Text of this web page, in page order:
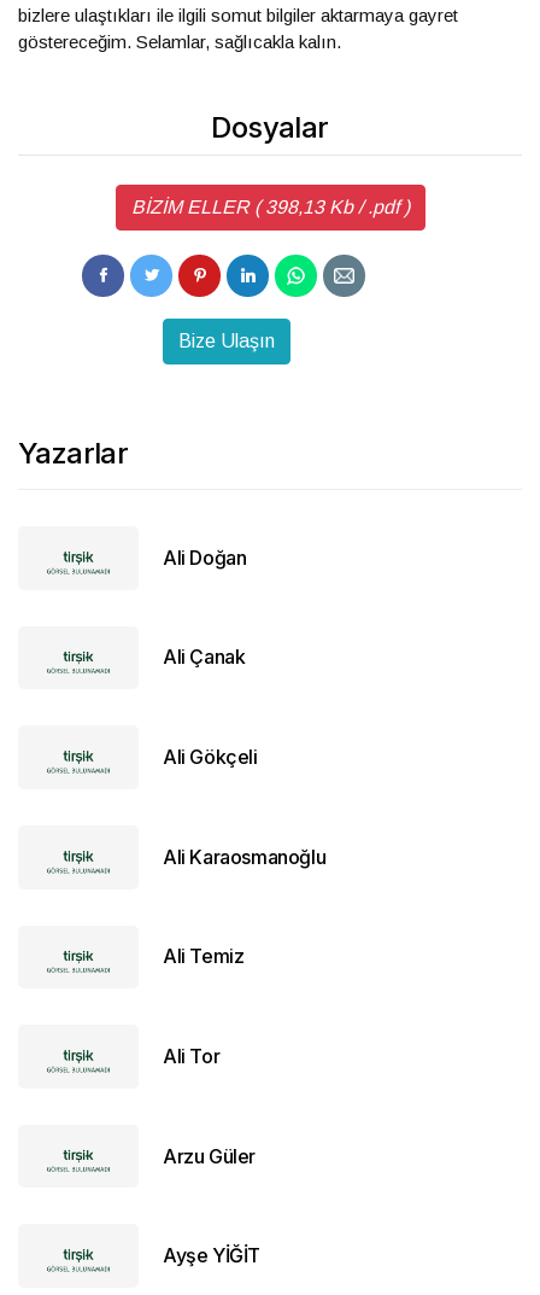
bizlere ulaştıkları ile ilgili somut bilgiler aktarmaya gayret
göstereceğim. Selamlar, sağlıcakla kalın.
Dosyalar
BİZİM ELLER ( 398,13 Kb / .pdf )
Bize Ulaşın
Yazarlar
Ali Doğan
Ali Çanak
Ali Gökçeli
Ali Karaosmanoğlu
Ali Temiz
Ali Tor
Arzu Güler
Ayşe YİĞİT